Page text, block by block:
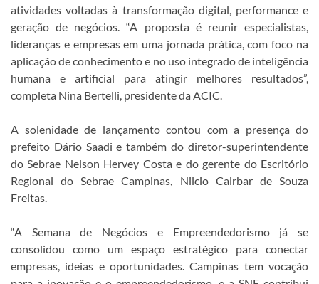
atividades voltadas à transformação digital, performance e
geração de negócios. “A proposta é reunir especialistas,
lideranças e empresas em uma jornada prática, com foco na
aplicação de conhecimento e no uso integrado de inteligência
humana e artificial para atingir melhores resultados”,
completa Nina Bertelli, presidente da ACIC.
A solenidade de lançamento contou com a presença do
prefeito Dário Saadi e também do diretor-superintendente
do Sebrae Nelson Hervey Costa e do gerente do Escritório
Regional do Sebrae Campinas, Nilcio Cairbar de Souza
Freitas.
“A Semana de Negócios e Empreendedorismo já se
consolidou como um espaço estratégico para conectar
empresas, ideias e oportunidades. Campinas tem vocação